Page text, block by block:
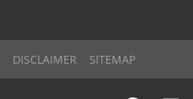
DISCLAIMER SITEMAP